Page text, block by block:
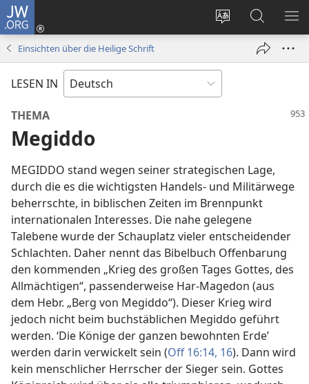
JW.ORG
Websitesprache
ändern
Anmelden
(öffnet
Suche
Einsichten über die Heilige Schrift
LESEN IN
THEMA
Megiddo
MEGIDDO stand wegen seiner strategischen Lage,
durch die es die wichtigsten Handels- und Militärwege
beherrschte, in biblischen Zeiten im Brennpunkt
internationalen Interesses. Die nahe gelegene
Talebene wurde der Schauplatz vieler entscheidender
Schlachten. Daher nennt das Bibelbuch Offenbarung
den kommenden „Krieg des großen Tages Gottes, des
Allmächtigen“, passenderweise Har-Magedon (aus
dem Hebr. „Berg von Megiddo“). Dieser Krieg wird
jedoch nicht beim buchstäblichen Megiddo geführt
werden. ‘Die Könige der ganzen bewohnten Erde’
werden darin verwickelt sein (Off 16:14, 16). Dann wird
kein menschlicher Herrscher der Sieger sein. Gottes